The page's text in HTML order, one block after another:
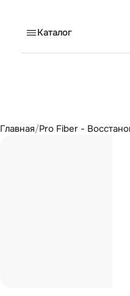
Каталог
Главная/Pro Fiber -